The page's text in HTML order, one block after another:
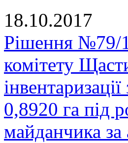
18.10.2017
Рішення №79/
комітету
0,8920 га під
майданчика